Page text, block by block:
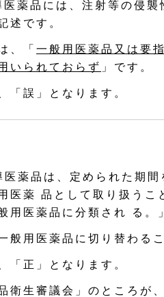
薬品には、注射等の侵襲
述です。
、「 一般用医薬品又は要
いられておらず 」です。
誤」となります。
薬品は、定められた期間
医薬 品として取り扱うこ
用医薬品に分類され る。
用医薬品に切り替わるこ
正」となります。
生審議会」のところが